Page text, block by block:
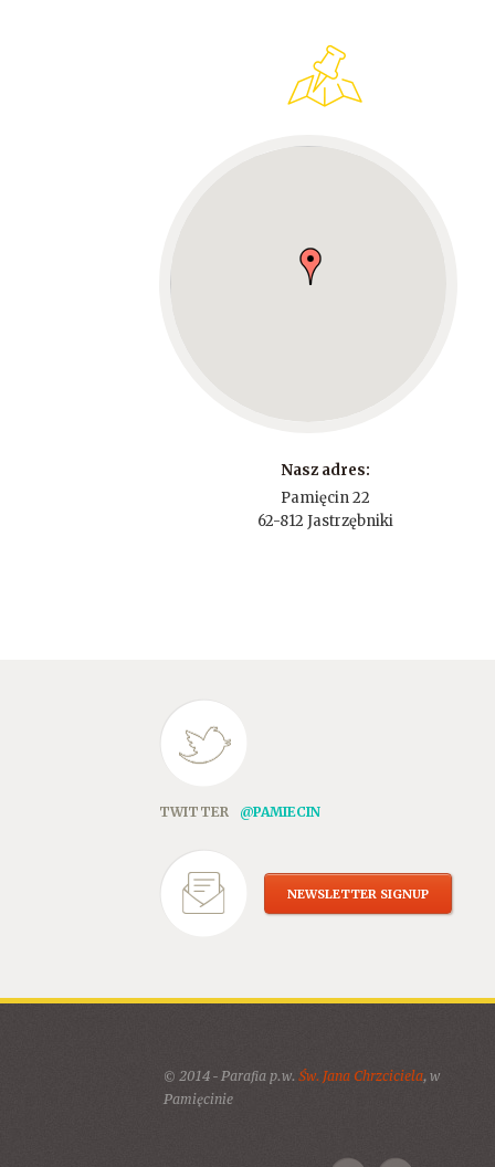
Nasz adres:
Pamięcin 22
62-812 Jastrzębniki
TWITTER @PAMIECIN
NEWSLETTER SIGNUP
© 2014 - Parafia p.w. Św. Jana Chrzciciela, w
Pamięcinie